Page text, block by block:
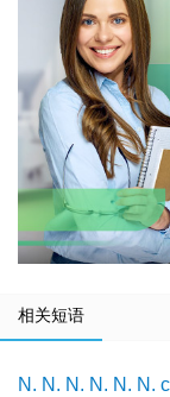
相关短语
N. N. N. N. N. N.